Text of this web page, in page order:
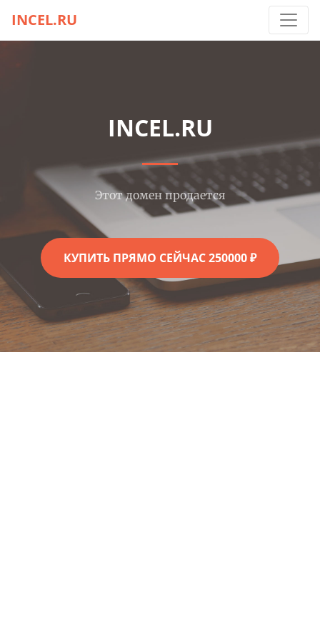
INCEL.RU
INCEL.RU
Этот домен продается
КУПИТЬ ПРЯМО СЕЙЧАС 250000 ₽